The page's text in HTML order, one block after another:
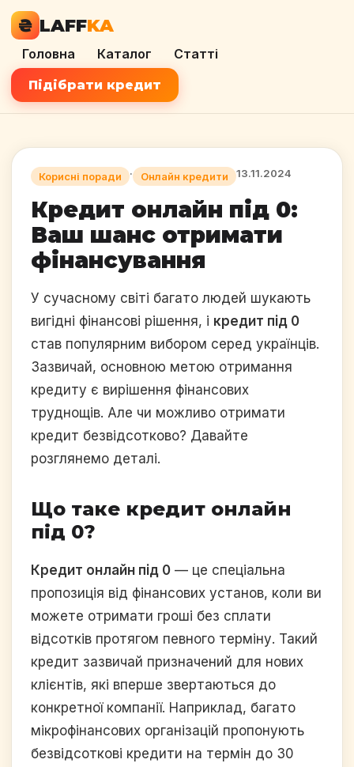
₴ LAFFKA
Головна Каталог Статті
Підібрати кредит
Корисні поради · Онлайн кредити 13.11.2024
Кредит онлайн під 0:
Ваш шанс отримати
фінансування
У сучасному світі багато людей шукають
вигідні фінансові рішення, і кредит під 0
став популярним вибором серед українців.
Зазвичай, основною метою отримання
кредиту є вирішення фінансових
труднощів. Але чи можливо отримати
кредит безвідсотково? Давайте
розглянемо деталі.
Що таке кредит онлайн
під 0?
Кредит онлайн під 0 — це спеціальна
пропозиція від фінансових установ, коли ви
можете отримати гроші без сплати
відсотків протягом певного терміну. Такий
кредит зазвичай призначений для нових
клієнтів, які вперше звертаються до
конкретної компанії. Наприклад, багато
мікрофінансових організацій пропонують
безвідсоткові кредити на термін до 30